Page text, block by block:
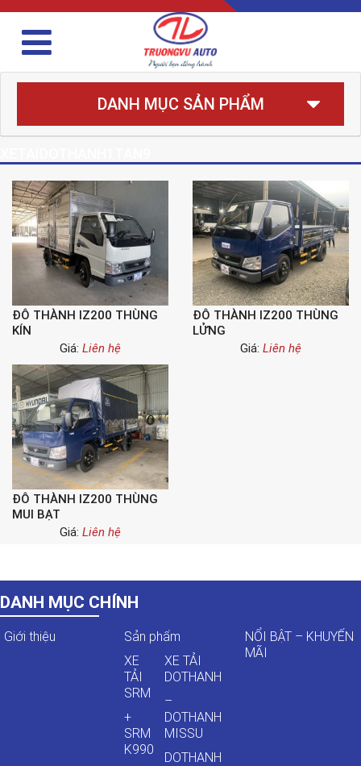
DANH MỤC SẢN PHẨM
ĐÔ THÀNH IZ200 THÙNG
KÍN
Giá: Liên hệ
ĐÔ THÀNH IZ200 THÙNG
LỬNG
Giá: Liên hệ
ĐÔ THÀNH IZ200 THÙNG
MUI BẠT
Giá: Liên hệ
DANH MỤC CHÍNH
Giới thiệu
Sản phẩm
XE
TẢI
SRM
+
SRM
K990
XE TẢI
DOTHANH
–
DOTHANH
MISSU
DOTHANH
NỔI BẬT – KHUYẾN
MÃI